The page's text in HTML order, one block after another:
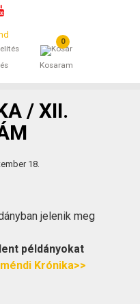
0
Kosaram
/ XII.
18.
jelenik meg
példányokat
Krónika>>